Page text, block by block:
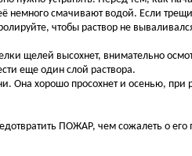
немного смачивают водой. Если
чтобы раствор не
щелей высохнет, внимательно
еще один слой раствора.
Она хорошо просохнет и осенью, при
ПОЖАР, чем сожалеть о его